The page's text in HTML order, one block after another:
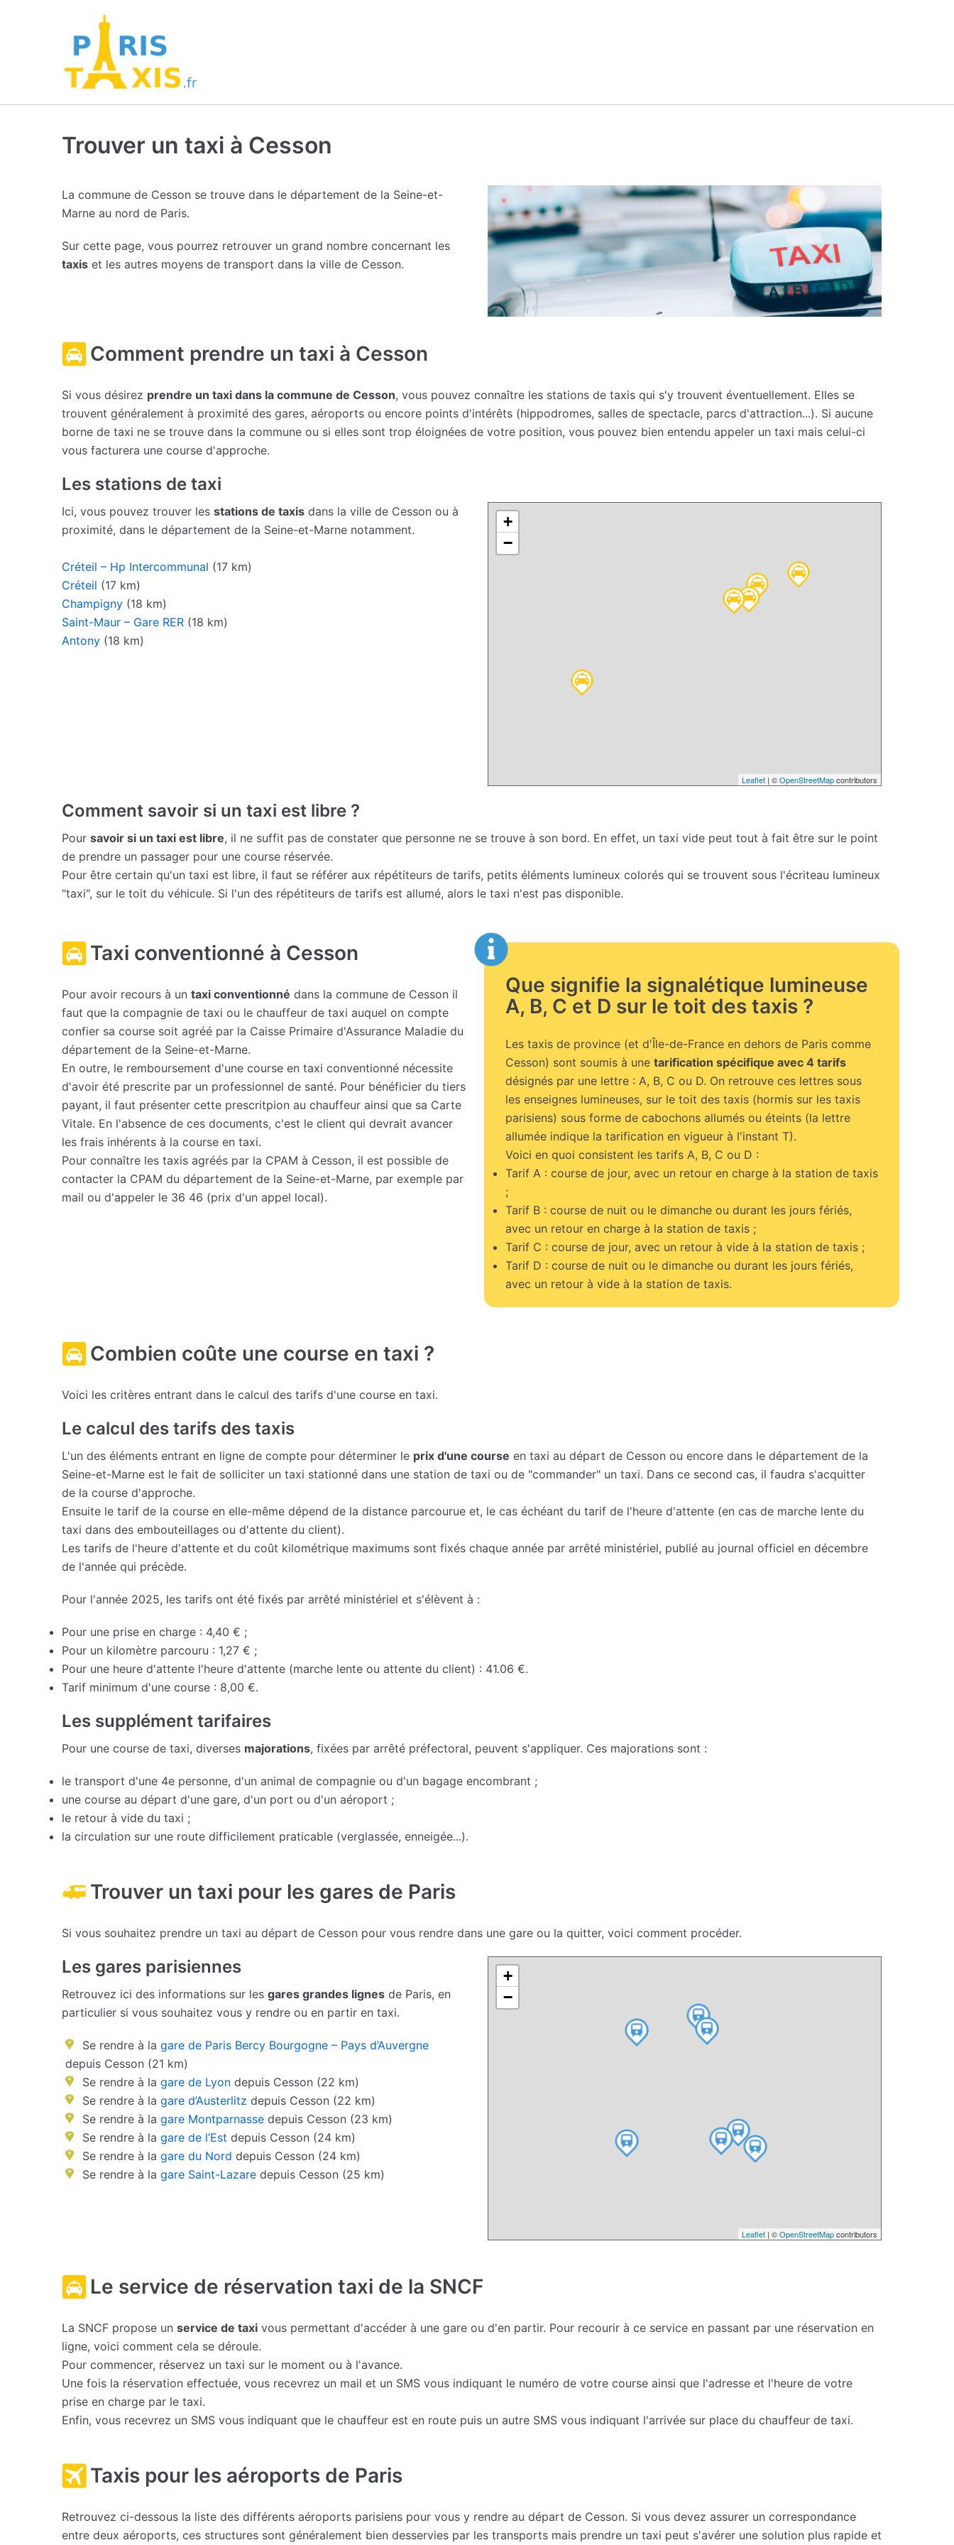
Trouver un taxi à Cesson
La commune de Cesson se trouve dans le département de la Seine-et-
Marne au nord de Paris.
Sur cette page, vous pourrez retrouver un grand nombre concernant les
taxis et les autres moyens de transport dans la ville de Cesson.
Comment prendre un taxi à Cesson
Si vous désirez prendre un taxi dans la commune de Cesson, vous pouvez connaître les stations de taxis qui s'y trouvent éventuellement. Elles se
trouvent généralement à proximité des gares, aéroports ou encore points d'intérêts (hippodromes, salles de spectacle, parcs d'attraction...). Si aucune
borne de taxi ne se trouve dans la commune ou si elles sont trop éloignées de votre position, vous pouvez bien entendu appeler un taxi mais celui-ci
vous facturera une course d'approche.
Les stations de taxi
Ici, vous pouvez trouver les stations de taxis dans la ville de Cesson ou à
proximité, dans le département de la Seine-et-Marne notamment.
Créteil – Hp Intercommunal (17 km)
Créteil (17 km)
Champigny (18 km)
Saint-Maur – Gare RER (18 km)
Antony (18 km)
+
−
Leaflet | ©OpenStreetMapcontributors
Comment savoir si un taxi est libre ?
Pour savoir si un taxi est libre, il ne suffit pas de constater que personne ne se trouve à son bord. En effet, un taxi vide peut tout à fait être sur le point
de prendre un passager pour une course réservée.
Pour être certain qu'un taxi est libre, il faut se référer aux répétiteurs de tarifs, petits éléments lumineux colorés qui se trouvent sous l'écriteau lumineux
"taxi", sur le toit du véhicule. Si l'un des répétiteurs de tarifs est allumé, alors le taxi n'est pas disponible.
Taxi conventionné à Cesson
Pour avoir recours à un taxi conventionné dans la commune de Cesson il
faut que la compagnie de taxi ou le chauffeur de taxi auquel on compte
confier sa course soit agréé par la Caisse Primaire d'Assurance Maladie du
département de la Seine-et-Marne.
En outre, le remboursement d'une course en taxi conventionné nécessite
d'avoir été prescrite par un professionnel de santé. Pour bénéficier du tiers
payant, il faut présenter cette prescritpion au chauffeur ainsi que sa Carte
Vitale. En l'absence de ces documents, c'est le client qui devrait avancer
les frais inhérents à la course en taxi.
Pour connaître les taxis agréés par la CPAM à Cesson, il est possible de
contacter la CPAM du département de la Seine-et-Marne, par exemple par
mail ou d'appeler le 36 46 (prix d'un appel local).
Que signifie la signalétique lumineuse
A, B, C et D sur le toit des taxis ?
Les taxis de province (et d'Île-de-France en dehors de Paris comme
Cesson) sont soumis à une tarification spécifique avec 4 tarifs
désignés par une lettre : A, B, C ou D. On retrouve ces lettres sous
les enseignes lumineuses, sur le toit des taxis (hormis sur les taxis
parisiens) sous forme de cabochons allumés ou éteints (la lettre
allumée indique la tarification en vigueur à l'instant T).
Voici en quoi consistent les tarifs A, B, C ou D :
Tarif A : course de jour, avec un retour en charge à la station de taxis
;
Tarif B : course de nuit ou le dimanche ou durant les jours fériés,
avec un retour en charge à la station de taxis ;
Tarif C : course de jour, avec un retour à vide à la station de taxis ;
Tarif D : course de nuit ou le dimanche ou durant les jours fériés,
avec un retour à vide à la station de taxis.
Combien coûte une course en taxi ?
Voici les critères entrant dans le calcul des tarifs d'une course en taxi.
Le calcul des tarifs des taxis
L'un des éléments entrant en ligne de compte pour déterminer le prix d'une course en taxi au départ de Cesson ou encore dans le département de la
Seine-et-Marne est le fait de solliciter un taxi stationné dans une station de taxi ou de "commander" un taxi. Dans ce second cas, il faudra s'acquitter
de la course d'approche.
Ensuite le tarif de la course en elle-même dépend de la distance parcourue et, le cas échéant du tarif de l'heure d'attente (en cas de marche lente du
taxi dans des embouteillages ou d'attente du client).
Les tarifs de l'heure d'attente et du coût kilométrique maximums sont fixés chaque année par arrêté ministériel, publié au journal officiel en décembre
de l'année qui précède.
Pour l'année 2025, les tarifs ont été fixés par arrêté ministériel et s'élèvent à :
Pour une prise en charge : 4,40 € ;
Pour un kilomètre parcouru : 1,27 € ;
Pour une heure d'attente l'heure d'attente (marche lente ou attente du client) : 41.06 €.
Tarif minimum d'une course : 8,00 €.
Les supplément tarifaires
Pour une course de taxi, diverses majorations, fixées par arrêté préfectoral, peuvent s'appliquer. Ces majorations sont :
le transport d'une 4e personne, d'un animal de compagnie ou d'un bagage encombrant ;
une course au départ d'une gare, d'un port ou d'un aéroport ;
le retour à vide du taxi ;
la circulation sur une route difficilement praticable (verglassée, enneigée...).
Trouver un taxi pour les gares de Paris
Si vous souhaitez prendre un taxi au départ de Cesson pour vous rendre dans une gare ou la quitter, voici comment procéder.
Les gares parisiennes
Retrouvez ici des informations sur les gares grandes lignes de Paris, en
particulier si vous souhaitez vous y rendre ou en partir en taxi.
Se rendre à la gare de Paris Bercy Bourgogne – Pays d’Auvergne
depuis Cesson (21 km)
Se rendre à la gare de Lyon depuis Cesson (22 km)
Se rendre à la gare d’Austerlitz depuis Cesson (22 km)
Se rendre à la gare Montparnasse depuis Cesson (23 km)
Se rendre à la gare de l’Est depuis Cesson (24 km)
Se rendre à la gare du Nord depuis Cesson (24 km)
Se rendre à la gare Saint-Lazare depuis Cesson (25 km)
+
−
Leaflet | ©OpenStreetMapcontributors
Le service de réservation taxi de la SNCF
La SNCF propose un service de taxi vous permettant d'accéder à une gare ou d'en partir. Pour recourir à ce service en passant par une réservation en
ligne, voici comment cela se déroule.
Pour commencer, réservez un taxi sur le moment ou à l'avance.
Une fois la réservation effectuée, vous recevrez un mail et un SMS vous indiquant le numéro de votre course ainsi que l'adresse et l'heure de votre
prise en charge par le taxi.
Enfin, vous recevrez un SMS vous indiquant que le chauffeur est en route puis un autre SMS vous indiquant l'arrivée sur place du chauffeur de taxi.
Taxis pour les aéroports de Paris
Retrouvez ci-dessous la liste des différents aéroports parisiens pour vous y rendre au départ de Cesson. Si vous devez assurer un correspondance
entre deux aéroports, ces structures sont généralement bien desservies par les transports mais prendre un taxi peut s'avérer une solution plus rapide et